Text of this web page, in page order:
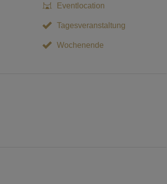
Eventlocation
Tagesveranstaltung
Wochenende